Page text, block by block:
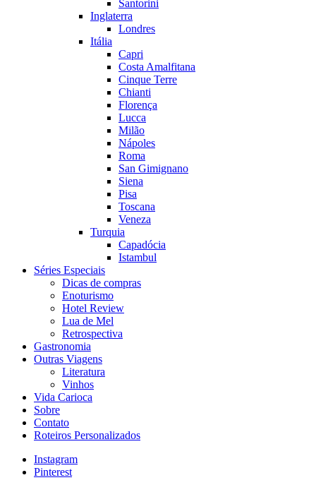
Santorini
Inglaterra
Londres
Itália
Capri
Costa Amalfitana
Cinque Terre
Chianti
Florença
Lucca
Milão
Nápoles
Roma
San Gimignano
Siena
Pisa
Toscana
Veneza
Turquia
Capadócia
Istambul
Séries Especiais
Dicas de compras
Enoturismo
Hotel Review
Lua de Mel
Retrospectiva
Gastronomia
Outras Viagens
Literatura
Vinhos
Vida Carioca
Sobre
Contato
Roteiros Personalizados
Instagram
Pinterest